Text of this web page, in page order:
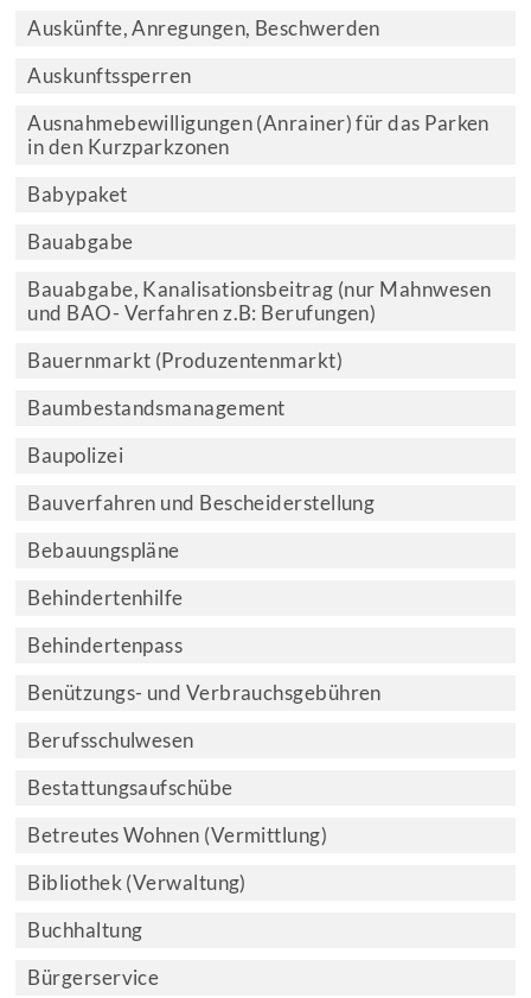
Auskünfte, Anregungen, Beschwerden
Auskunftssperren
Ausnahmebewilligungen (Anrainer) für das Parken
in den Kurzparkzonen
Babypaket
Bauabgabe
Bauabgabe, Kanalisationsbeitrag (nur Mahnwesen
und BAO- Verfahren z.B: Berufungen)
Bauernmarkt (Produzentenmarkt)
Baumbestandsmanagement
Baupolizei
Bauverfahren und Bescheiderstellung
Bebauungspläne
Behindertenhilfe
Behindertenpass
Benützungs- und Verbrauchsgebühren
Berufsschulwesen
Bestattungsaufschübe
Betreutes Wohnen (Vermittlung)
Bibliothek (Verwaltung)
Buchhaltung
Bürgerservice